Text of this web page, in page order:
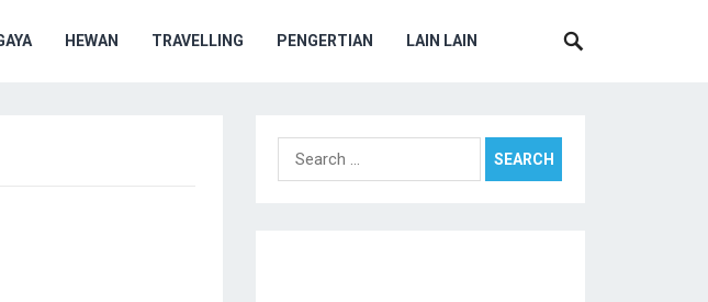
HEWAN TRAVELLING PENGERTIAN LAIN LAIN
Search
for: